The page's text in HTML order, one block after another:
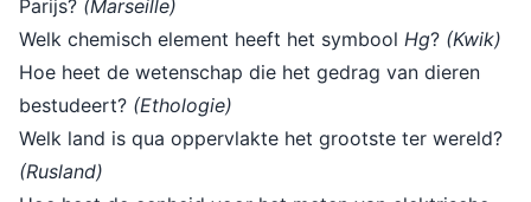
Parijs? (Marseille)
Welk chemisch element heeft het symbool Hg? (Kwik)
Hoe heet de wetenschap die het gedrag van dieren
bestudeert? (Ethologie)
Welk land is qua oppervlakte het grootste ter wereld?
(Rusland)